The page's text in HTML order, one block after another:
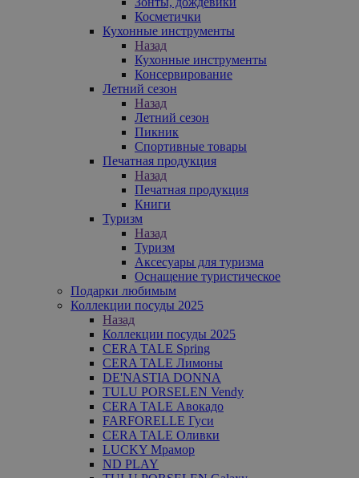
Косметички
Кухонные инструменты
Назад
Кухонные инструменты
Консервирование
Летний сезон
Назад
Летний сезон
Пикник
Спортивные товары
Печатная продукция
Назад
Печатная продукция
Книги
Туризм
Назад
Туризм
Аксесуары для туризма
Оснащение туристическое
Подарки любимым
Коллекции посуды 2025
Назад
Коллекции посуды 2025
CERA TALE Spring
CERA TALE Лимоны
DE'NASTIA DONNA
TULU PORSELEN Vendy
CERA TALE Авокадо
FARFORELLE Гуси
CERA TALE Оливки
LUCKY Мрамор
ND PLAY